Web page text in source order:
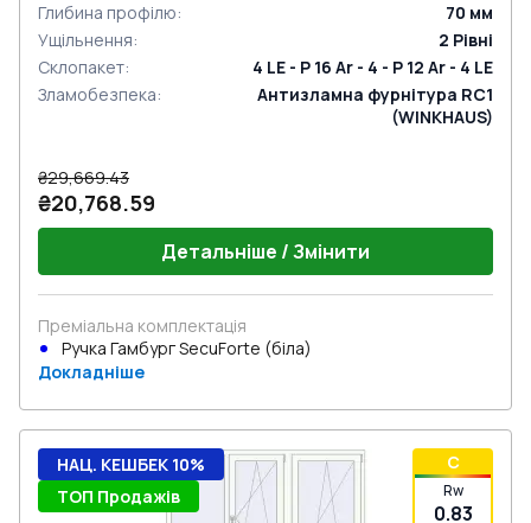
Глибина профілю: 70 мм
Ущільнення: 2 Рівні
Склопакет:
4 LE - P 16 Ar - 4 - P 12 Ar - 4 LE
Зламобезпека:
Антизламна фурнітура RC1
(WINKHAUS)
₴29,669.43
₴20,768.59
Детальніше / Змінити
Преміальна комплектація
Ручка Гамбург SecuForte (біла)
Докладніше
C
Rw
0.83
НАЦ. КЕШБЕК 10%
ТОП Продажів